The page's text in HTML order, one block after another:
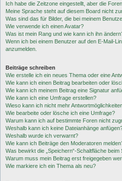
Ich habe die Zeitzone eingestellt, aber die
Meine Sprache steht auf diesem Board nicht
Was sind das für Bilder, die bei meinem
Wie verwende ich einen Avatar?
Was ist mein Rang und wie kann ich ihn
Wenn ich bei einem Benutzer auf den E-Mail-
anzumelden.
Beiträge schreiben
Wie erstelle ich ein neues Thema oder eine
Wie kann ich einen Beitrag bearbeiten oder
Wie kann ich meinem Beitrag eine Signatur
Wie kann ich eine Umfrage erstellen?
Wieso kann ich nicht mehr
Wie bearbeite oder lösche ich eine Umfrage?
Warum kann ich auf bestimmte Foren nicht
Weshalb kann ich keine Dateianhänge
Weshalb wurde ich verwarnt?
Wie kann ich Beiträge den Moderatoren
Was bewirkt die „Speichern“-Schaltfläche
Warum muss mein Beitrag erst freigegeben
Wie markiere ich ein Thema als neu?